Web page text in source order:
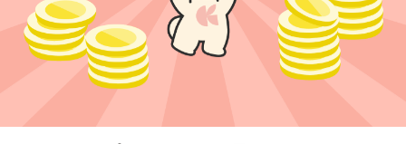
アプリでチラシを見るだけで